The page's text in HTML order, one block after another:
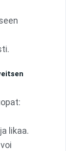
likaa.